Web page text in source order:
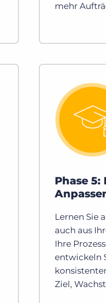
mehr
Phase
Lernen Sie
auch aus
Ihre
entwickeln
Ziel,